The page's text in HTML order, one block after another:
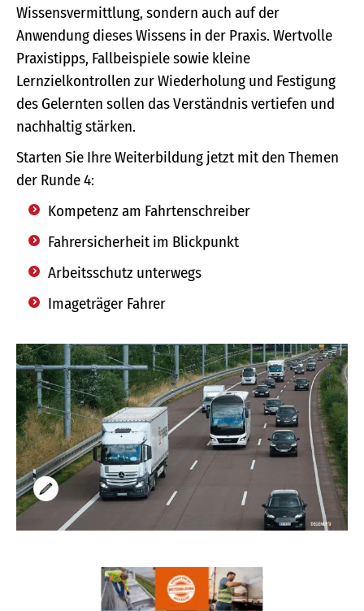
Wissensvermittlung, sondern auch auf der
Anwendung dieses Wissens in der Praxis. Wertvolle
Praxistipps, Fallbeispiele sowie kleine
Lernzielkontrollen zur Wiederholung und Festigung
des Gelernten sollen das Verständnis vertiefen und
nachhaltig stärken.
Starten Sie Ihre Weiterbildung jetzt mit den Themen
der Runde 4:
Kompetenz am Fahrtenschreiber
Fahrersicherheit im Blickpunkt
Arbeitsschutz unterwegs
Imageträger Fahrer